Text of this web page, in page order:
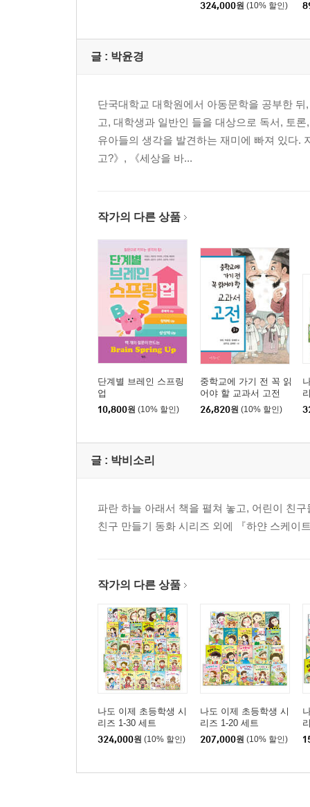
324,000원 (10% 할인)
글 : 박윤경
단국대학교 대학원에서 아동문학을 공부한
고, 대학생과 일반인 들을 대상으로 독서, 토
유아들의 생각을 발견하는 재미에 빠져 있다.
고?》, 《세상을 바...
작가의 다른 상품
단계별 브레인 스프링
업
10,800원 (10% 할인)
중학교에 가기 전 꼭 읽
어야 할 교과서 고전
(하)
26,820원 (10% 할인)
글 : 박비소리
파란 하늘 아래서 책을 펼쳐 놓고, 어린이 친
친구 만들기 동화 시리즈 외에 『하얀 스케이
작가의 다른 상품
나도 이제 초등학생 시
리즈 1-30 세트
324,000원 (10% 할인)
나도 이제 초등학생 시
리즈 1-20 세트
207,000원 (10% 할인)